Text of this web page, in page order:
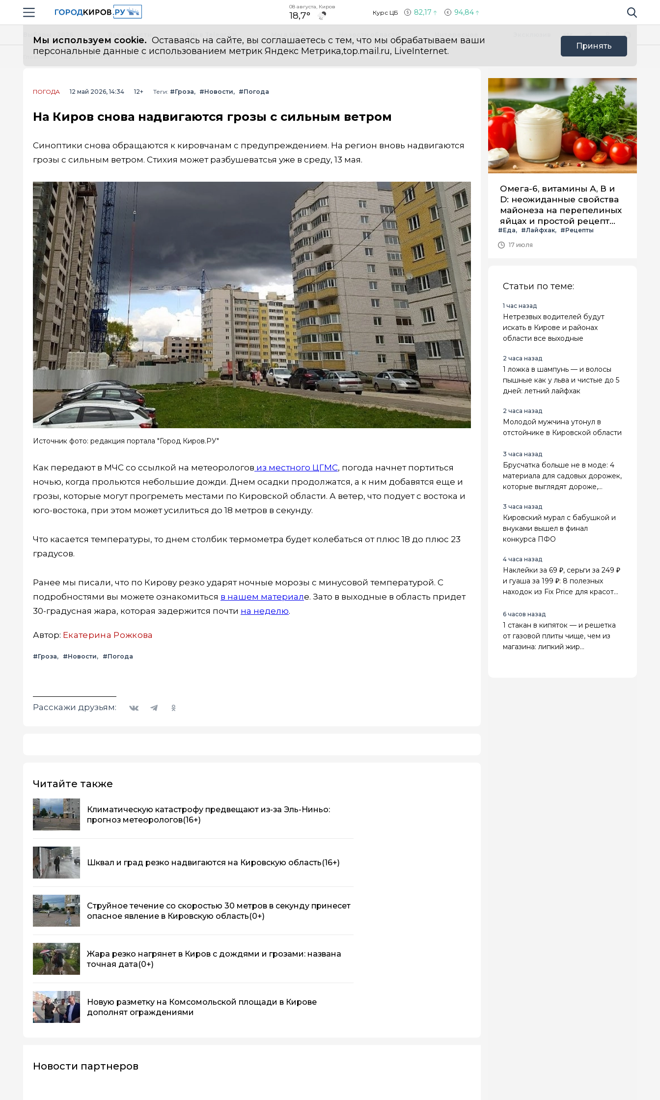
Навигация сайта
08 августа, Киров
18,7° Курс ЦБ 82,17 94,84 Поиск по
Мы используем cookie. Оставаясь на сайте, вы соглашаетесь с тем, что мы обрабатываем ваши
персональные данные с использованием метрик Яндекс Метрика,top.mail.ru, LiveInternet.
Принять
Все новости
Главная Лента новостей
ПОГОДА 12 май 2026, 14:34 12+ Теги: #Гроза #Новости #Погода
На Киров снова надвигаются грозы с сильным ветром
Синоптики снова обращаются к кировчанам с предупреждением. На регион вновь надвигаются
грозы с сильным ветром. Стихия может разбушеватсья уже в среду, 13 мая.
Источник фото: редакция портала "Город Киров.РУ"
Как передают в МЧС со ссылкой на метеорологов из местного ЦГМС, погода начнет портиться
ночью, когда прольются небольшие дожди. Днем осадки продолжатся, а к ним добавятся еще и
грозы, которые могут прогреметь местами по Кировской области. А ветер, что подует с востока и
юго-востока, при этом может усилиться до 18 метров в секунду.
Что касается температуры, то днем столбик термометра будет колебаться от плюс 18 до плюс 23
градусов.
Ранее мы писали, что по Кирову резко ударят ночные морозы с минусовой температурой. С
подробностями вы можете ознакомиться в нашем материале. Зато в выходные в область придет
30-градусная жара, которая задержится почти на неделю.
Автор: Екатерина Рожкова
#Гроза #Новости #Погода
Расскажи друзьям:
Читайте также
Климатическую катастрофу предвещают из-за Эль-Ниньо:
прогноз метеорологов(16+)
Шквал и град резко надвигаются на Кировскую область(16+)
Струйное течение со скоростью 30 метров в секунду принесет
опасное явление в Кировскую область(0+)
Жара резко нагрянет в Киров с дождями и грозами: названа
точная дата(0+)
Новую разметку на Комсомольской площади в Кирове
дополнят ограждениями
Новости партнеров
Омега-6, витамины А, В и
D: неожиданные свойства
майонеза на перепелиных
яйцах и простой рецепт
летнего салата с ним
#Еда #Лайфхак
#Рецепты
17 июля
Статьи по теме:
1 час назад
Нетрезвых водителей будут
искать в Кирове и районах
области все выходные
2 часа назад
1 ложка в шампунь — и волосы
пышные как у льва и чистые до 5
дней: летний лайфхак
2 часа назад
Молодой мужчина утонул в
отстойнике в Кировской области
3 часа назад
Брусчатка больше не в моде: 4
материала для садовых дорожек,
которые выглядят дороже,
травой
3 часа назад
Кировский мурал с бабушкой и
внуками вышел в финал
конкурса ПФО
4 часа назад
Наклейки за 69 ₽, серьги за 249 ₽
и гуаша за 199 ₽: 8 полезных
находок из Fix Price для красоты,
6 часов назад
1 стакан в кипяток — и решетка
от газовой плиты чище, чем из
магазина: липкий жир